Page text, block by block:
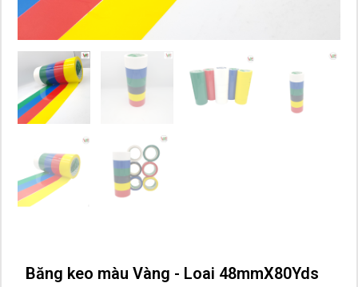
Băng keo màu Vàng - Loai 48mmX80Yds